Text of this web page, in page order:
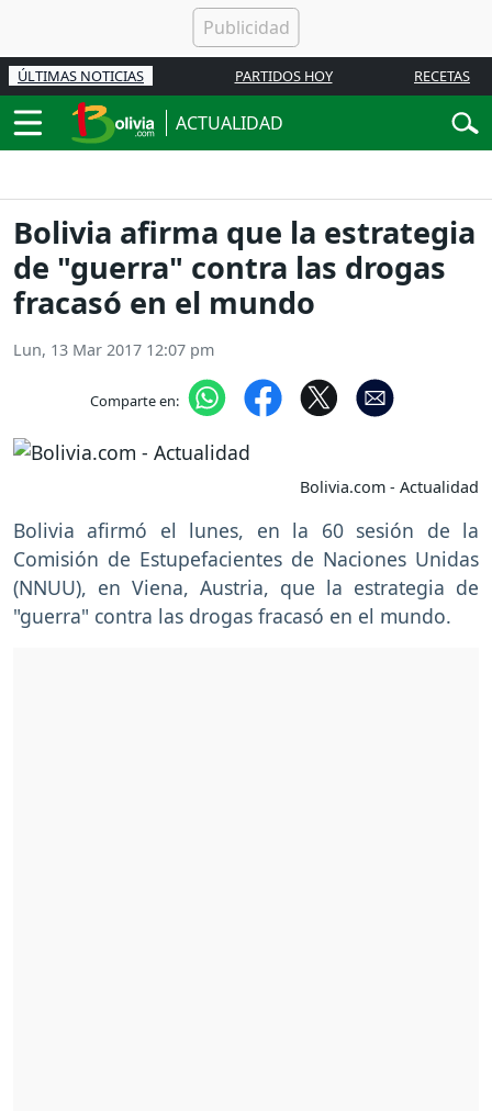
ÚLTIMAS NOTICIAS PARTIDOS HOY RECETAS
ACTUALIDAD
Bolivia afirma que la estrategia
de "guerra" contra las drogas
fracasó en el mundo
Lun, 13 Mar 2017 12:07 pm
Comparte en:
Bolivia.com - Actualidad
Bolivia afirmó el lunes, en la 60 sesión de la
Comisión de Estupefacientes de Naciones Unidas
(NNUU), en Viena, Austria, que la estrategia de
"guerra" contra las drogas fracasó en el mundo.